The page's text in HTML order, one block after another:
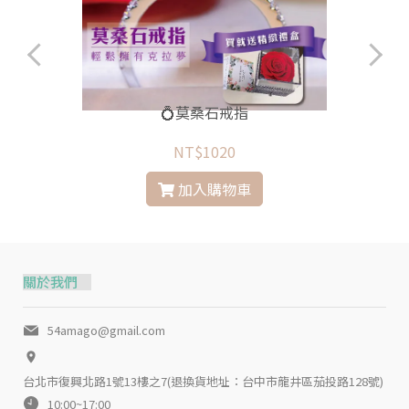
💍莫桑石戒指
NT$1020
加入購物車
關於我們
54amago@gmail.com
台北市復興北路1號13樓之7(退換貨地址：台中市龍井區茄投路128號)
10:00~17:00